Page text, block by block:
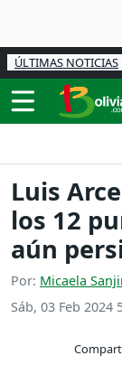
ÚLTIMAS NOTICIAS
Luis
los 12
aún
Por: Micaela
Sáb, 03 Feb 2024